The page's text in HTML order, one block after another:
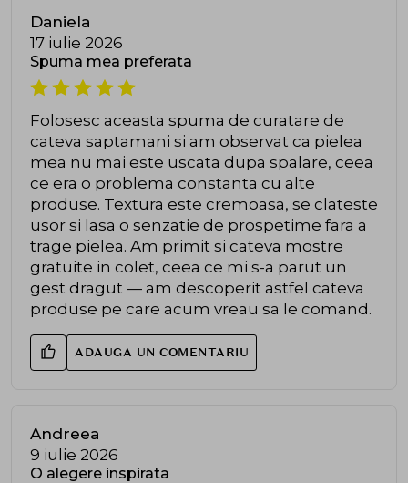
Daniela
17 iulie 2026
Spuma mea preferata
Folosesc aceasta spuma de curatare de
cateva saptamani si am observat ca pielea
mea nu mai este uscata dupa spalare, ceea
ce era o problema constanta cu alte
produse. Textura este cremoasa, se clateste
usor si lasa o senzatie de prospetime fara a
trage pielea. Am primit si cateva mostre
gratuite in colet, ceea ce mi s-a parut un
gest dragut — am descoperit astfel cateva
produse pe care acum vreau sa le comand.
ADAUGA UN COMENTARIU
Andreea
9 iulie 2026
O alegere inspirata